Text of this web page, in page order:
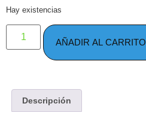
Hay existencias
AÑADIR AL CARRITO
Descripción